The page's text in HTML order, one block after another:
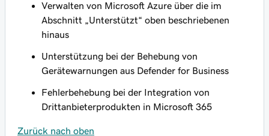
Verwalten von Microsoft Azure über die im
Abschnitt „Unterstützt“ oben beschriebenen
hinaus
Unterstützung bei der Behebung von
Gerätewarnungen aus Defender for Business
Fehlerbehebung bei der Integration von
Drittanbieterprodukten in Microsoft 365
Zurück nach oben